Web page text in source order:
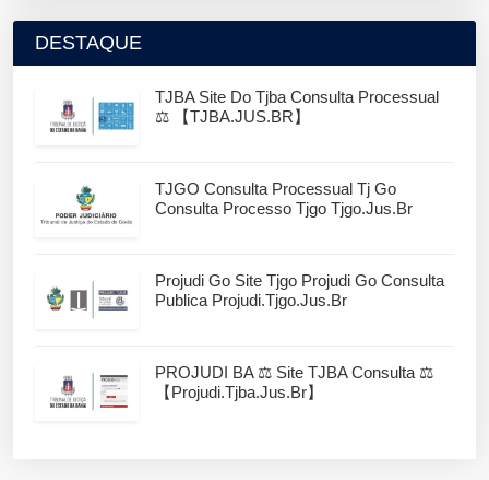
DESTAQUE
TJBA Site Do Tjba Consulta Processual
⚖️ 【TJBA.JUS.BR】
TJGO Consulta Processual Tj Go
Consulta Processo Tjgo Tjgo.jus.br
Projudi Go Site Tjgo Projudi Go Consulta
Publica Projudi.tjgo.jus.br
PROJUDI BA ⚖️ Site TJBA Consulta ⚖️
【projudi.tjba.jus.br】